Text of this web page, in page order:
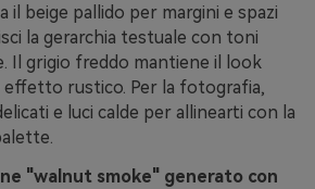
il beige pallido per margini e spazi
la gerarchia testuale con toni
Il grigio freddo mantiene il look
rustico. Per la fotografia,
e luci calde per allinearti con la
"walnut smoke" generato con